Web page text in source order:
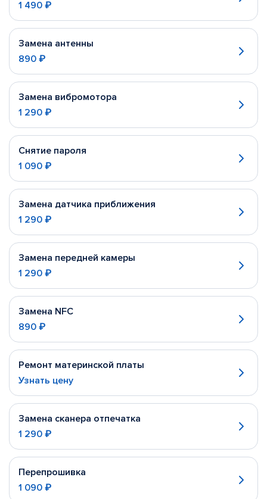
1 490 ₽
Замена антенны
890 ₽
Замена вибромотора
1 290 ₽
Снятие пароля
1 090 ₽
Замена датчика приближения
1 290 ₽
Замена передней камеры
1 290 ₽
Замена NFC
890 ₽
Ремонт материнской платы
Узнать цену
Замена сканера отпечатка
1 290 ₽
Перепрошивка
1 090 ₽